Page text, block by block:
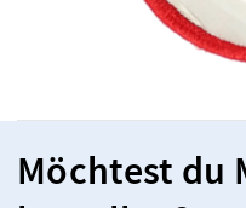
Möchtest du